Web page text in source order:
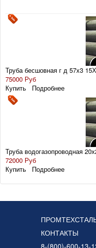
Труба бесшовная г д 57х3
75000 Руб
Купить
Подробнее
Труба водогазопроводная
72000 Руб
Купить
Подробнее
ПРОМТЕХСТАЛЬ
КОНТАКТЫ
8-(800)-600-13-